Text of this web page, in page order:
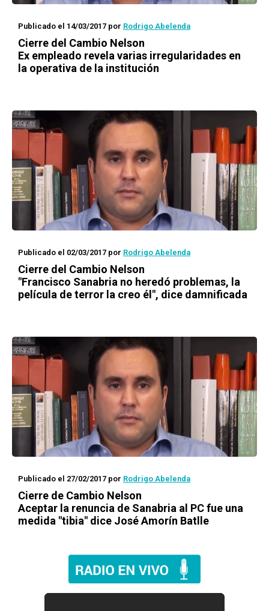
Publicado el 14/03/2017 por Rodrigo Abelenda
Cierre del Cambio Nelson
Ex empleado revela varias irregularidades en
la operativa de la institución
Publicado el 02/03/2017 por Rodrigo Abelenda
Cierre del Cambio Nelson
"Francisco Sanabria no heredó problemas, la
película de terror la creo él", dice damnificada
Publicado el 27/02/2017 por Rodrigo Abelenda
Cierre de Cambio Nelson
Aceptar la renuncia de Sanabria al PC fue una
medida "tibia" dice José Amorín Batlle